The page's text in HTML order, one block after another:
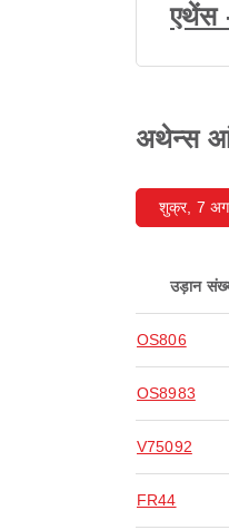
एथेंस
अथेन्स
शुक्र, 7
उड़ान
OS806
OS8983
V75092
FR44